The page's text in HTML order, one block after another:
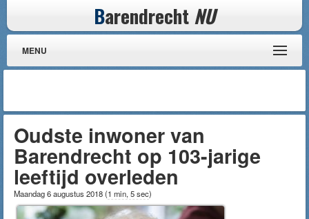
Barendrecht NU
MENU
Oudste inwoner van
Barendrecht op 103-jarige
leeftijd overleden
Maandag 6 augustus 2018(1 min, 5 sec)